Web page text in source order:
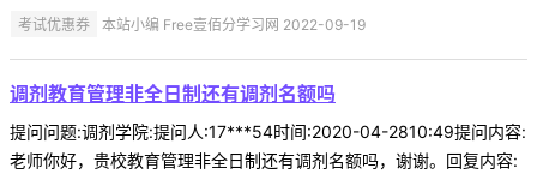
考试优惠券 本站小编 Free壹佰分学习网 2022-09-19
调剂教育管理非全日制还有调剂名额吗
提问问题:调剂学院:提问人:17***54时间:2020-04-2810:49提问内容:
老师你好，贵校教育管理非全日制还有调剂名额吗，谢谢。回复内容: